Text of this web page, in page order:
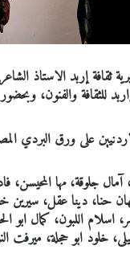
إربد الاستاذ
والفنون، وبحضور
على ورق البردي
جلوقة، مها المحيسن،
حنا، دينا عقل، سيرين
اللبون، كمال ابو
خلود ابو حجلة، ميرفت